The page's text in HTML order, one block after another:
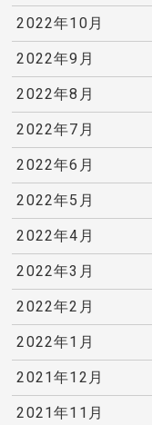
2022年10月
2022年9月
2022年8月
2022年7月
2022年6月
2022年5月
2022年4月
2022年3月
2022年2月
2022年1月
2021年12月
2021年11月